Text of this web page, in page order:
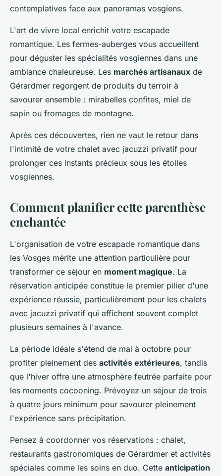
contemplatives face aux panoramas vosgiens.
L'art de vivre local enrichit votre escapade
romantique. Les fermes-auberges vous accueillent
pour déguster les spécialités vosgiennes dans une
ambiance chaleureuse. Les marchés artisanaux de
Gérardmer regorgent de produits du terroir à
savourer ensemble : mirabelles confites, miel de
sapin ou fromages de montagne.
Après ces découvertes, rien ne vaut le retour dans
l'intimité de votre chalet avec jacuzzi privatif pour
prolonger ces instants précieux sous les étoiles
vosgiennes.
Comment planifier cette parenthèse
enchantée
L'organisation de votre escapade romantique dans
les Vosges mérite une attention particulière pour
transformer ce séjour en moment magique. La
réservation anticipée constitue le premier pilier d'une
expérience réussie, particulièrement pour les chalets
avec jacuzzi privatif qui affichent souvent complet
plusieurs semaines à l'avance.
La période idéale s'étend de mai à octobre pour
profiter pleinement des activités extérieures, tandis
que l'hiver offre une atmosphère feutrée parfaite pour
les moments cocooning. Prévoyez un séjour de trois
à quatre jours minimum pour savourer pleinement
l'expérience sans précipitation.
Pensez à coordonner vos réservations : chalet,
restaurants gastronomiques de Gérardmer et activités
spéciales comme les soins en duo. Cette anticipation